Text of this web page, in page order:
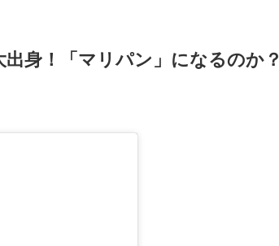
身！「マリパン」になるのか？